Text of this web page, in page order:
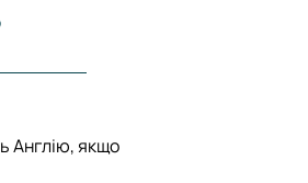
Англію, якщо